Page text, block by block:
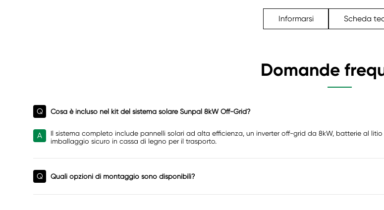
Informarsi Scheda
Domande
Q Cosa è incluso nel kit del sistema solare Sunpal 8kW Off-Grid?
A
Il sistema completo include pannelli solari ad alta efficienza, un inverter off-grid da 8kW, batterie al
imballaggio sicuro in cassa di legno per il trasporto.
Q Quali opzioni di montaggio sono disponibili?